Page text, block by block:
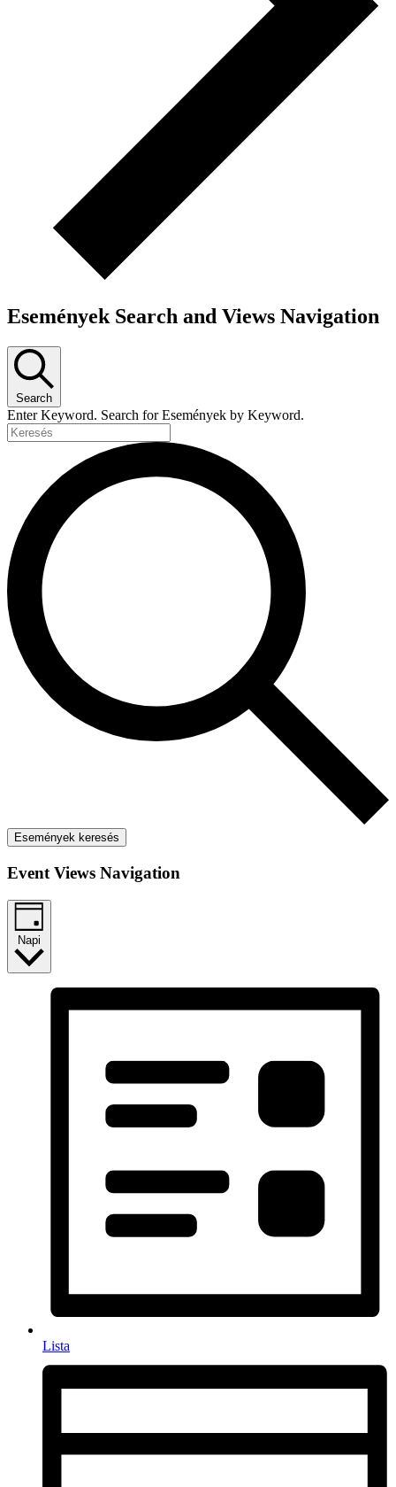
Események Search and Views Navigation
Search
Enter Keyword. Search for Események by Keyword.
Események keresés
Event Views Navigation
Napi
Lista